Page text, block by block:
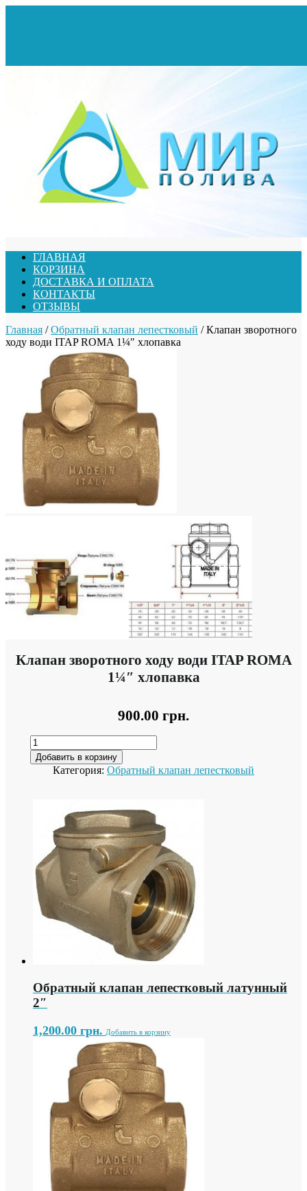
ГЛАВНАЯ
КОРЗИНА
ДОСТАВКА И ОПЛАТА
КОНТАКТЫ
ОТЗЫВЫ
Главная /Обратный клапан лепестковый / Клапан зворотного
ходу води ITAP ROMA 1¼″ хлопавка
Клапан зворотного ходу води ITAP ROMA
1¼″ хлопавка
900.00 грн.
Добавить в корзину
Категория: Обратный клапан лепестковый
Обратный клапан лепестковый латунный
2″
1,200.00 грн. Добавить в корзину